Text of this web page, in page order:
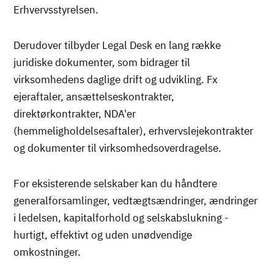
Erhvervsstyrelsen.
Derudover tilbyder Legal Desk en lang række
juridiske dokumenter, som bidrager til
virksomhedens daglige drift og udvikling. Fx
ejeraftaler, ansættelseskontrakter,
direktørkontrakter, NDA'er
(hemmeligholdelsesaftaler), erhvervslejekontrakter
og dokumenter til virksomhedsoverdragelse.
For eksisterende selskaber kan du håndtere
generalforsamlinger, vedtægtsændringer, ændringer
i ledelsen, kapitalforhold og selskabslukning -
hurtigt, effektivt og uden unødvendige
omkostninger.